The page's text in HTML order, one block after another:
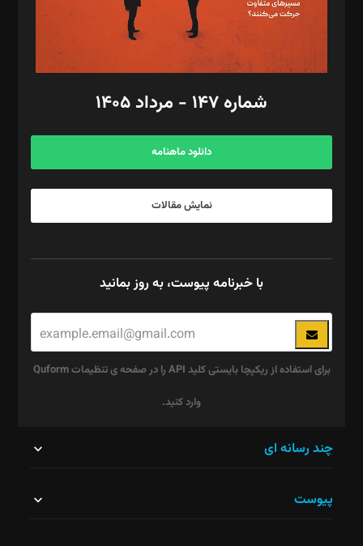
گرافیک و صفحه‌آرایی: سید‌سبحان‌علی ثابت
مد‌یر توسعه تجاری: کامبیز برید‌
امور مالی: شاپور رهبری، محمد‌ کاظمی‌نیا
آگهی و مشترکین: ۰۹۱۹۹۹۹۰۴۵۴
شماره ۱۴۷ - مرداد ۱۴۰۵
دانلود ماهنامه
نمایش مقالات
با خبرنامه پیوست، به روز بمانید
برای استفاده از ریکپچا بایستی کلید API را در صفحه ی تنظیمات Quform
وارد کنید.
نباید
چند رسانه ای
پیوست